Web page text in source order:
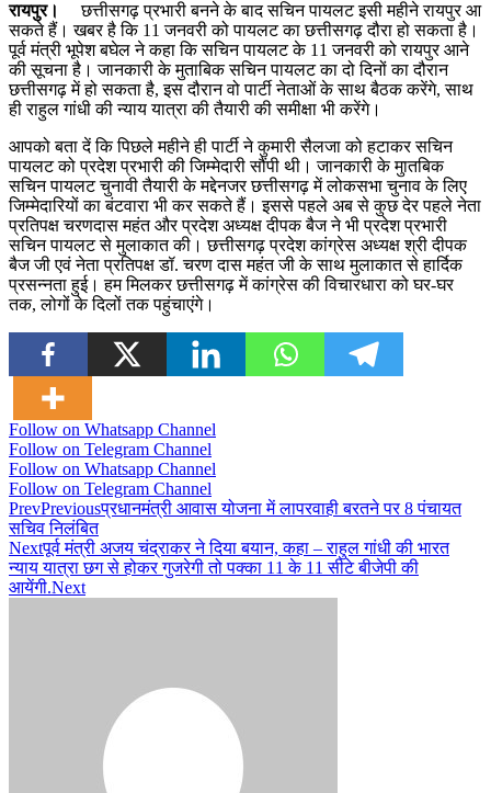
रायपुर।
छत्तीसगढ़ प्रभारी बनने के बाद सचिन पायलट इसी महीने रायपुर आ
सकते हैं। खबर है कि 11 जनवरी को पायलट का छत्तीसगढ़ दौरा हो सकता है।
पूर्व मंत्री भूपेश बघेल ने कहा कि सचिन पायलट के 11 जनवरी को रायपुर आने
की सूचना है। जानकारी के मुताबिक सचिन पायलट का दो दिनों का दौरान
छत्तीसगढ़ में हो सकता है, इस दौरान वो पार्टी नेताओं के साथ बैठक करेंगे, साथ
ही राहुल गांधी की न्याय यात्रा की तैयारी की समीक्षा भी करेंगे।
आपको बता दें कि पिछले महीने ही पार्टी ने कुमारी सैलजा को हटाकर सचिन
पायलट को प्रदेश प्रभारी की जिम्मेदारी सौंपी थी। जानकारी के मुातबिक
सचिन पायलट चुनावी तैयारी के मद्देनजर छत्तीसगढ़ में लोकसभा चुनाव के लिए
जिम्मेदारियों का बंटवारा भी कर सकते हैं। इससे पहले अब से कुछ देर पहले नेता
प्रतिपक्ष चरणदास महंत और प्रदेश अध्यक्ष दीपक बैज ने भी प्रदेश प्रभारी
सचिन पायलट से मुलाकात की। छत्तीसगढ़ प्रदेश कांग्रेस अध्यक्ष श्री दीपक
बैज जी एवं नेता प्रतिपक्ष डॉ. चरण दास महंत जी के साथ मुलाकात से हार्दिक
प्रसन्नता हुई। हम मिलकर छत्तीसगढ़ में कांग्रेस की विचारधारा को घर-घर
तक, लोगों के दिलों तक पहुंचाएंगे।
Follow on Whatsapp Channel
Follow on Telegram Channel
Follow on Whatsapp Channel
Follow on Telegram Channel
PrevPreviousप्रधानमंत्री आवास योजना में लापरवाही बरतने पर 8 पंचायत
सचिव निलंबित
Nextपूर्व मंत्री अजय चंद्राकर ने दिया बयान, कहा – राहुल गांधी की भारत
न्याय यात्रा छग से होकर गुजरेगी तो पक्का 11 के 11 सीटे बीजेपी की
आयेंगी.Next